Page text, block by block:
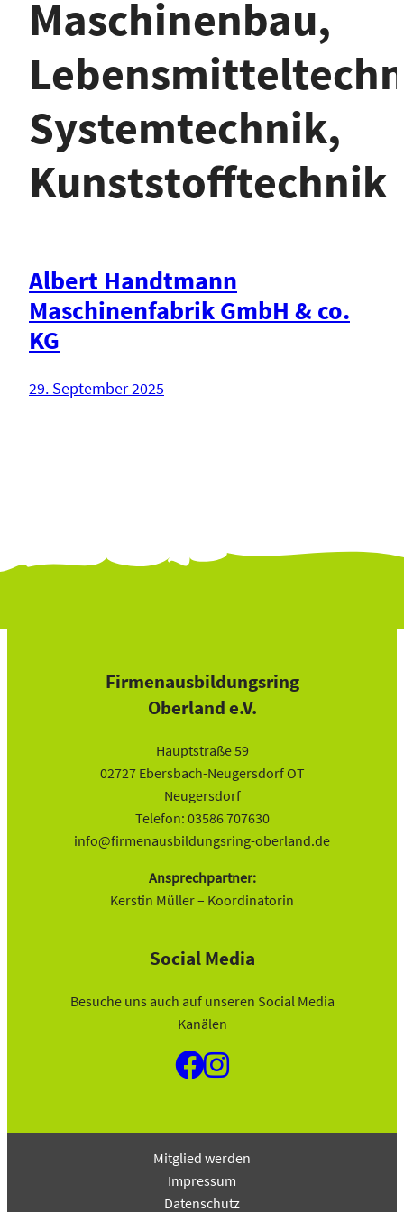
Maschinenbau,
Systemtechnik,
Kunststofftechnik
Albert Handtmann
Maschinenfabrik GmbH & co.
KG
29. September 2025
Firmenausbildungsring
Oberland e.V.
Hauptstraße 59
02727 Ebersbach-Neugersdorf OT
Neugersdorf
Telefon: 03586 707630
info@firmenausbildungsring-oberland.de
Ansprechpartner:
Kerstin Müller – Koordinatorin
Social Media
Besuche uns auch auf unseren Social Media
Kanälen
Mitglied werden
Impressum
Datenschutz